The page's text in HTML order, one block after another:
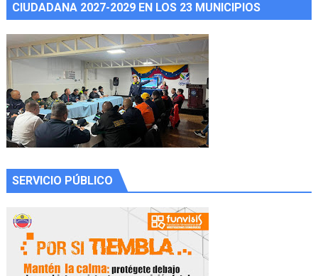
CIUDADANA 2027-2029 EN LOS 23 MUNICIPIOS
SERVICIO PÚBLICO